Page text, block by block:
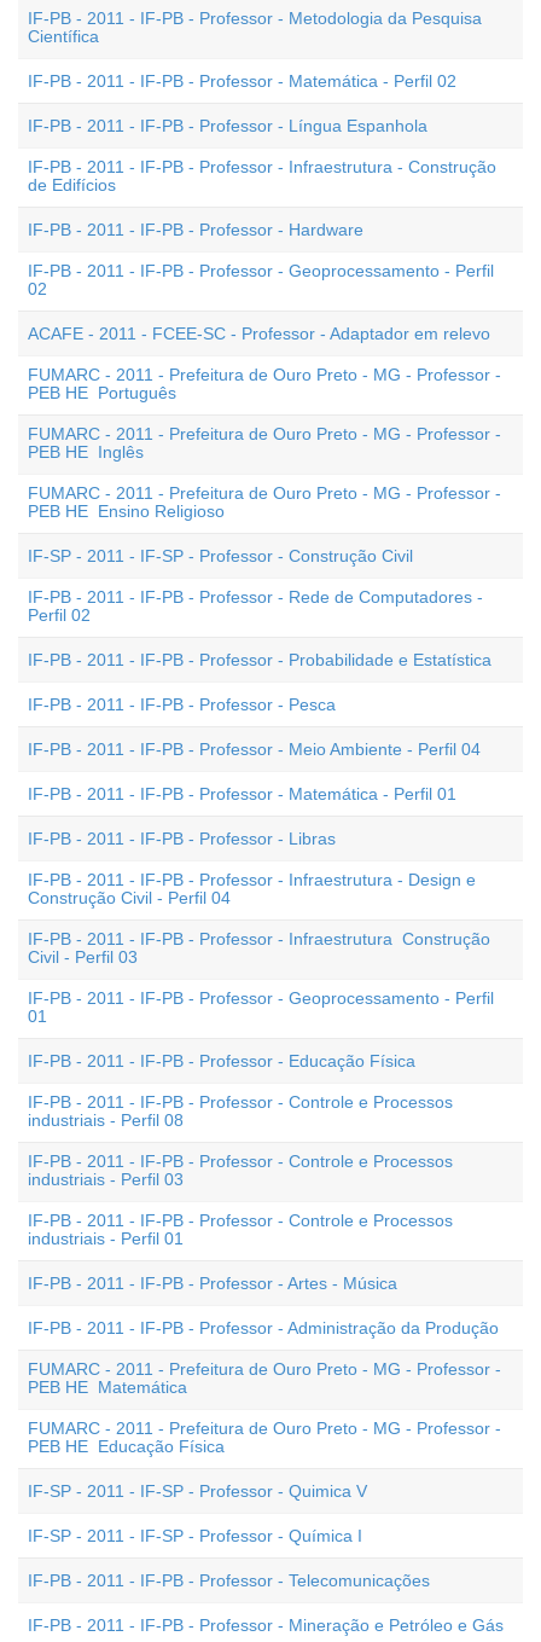
IF-PB - 2011 - IF-PB - Professor - Metodologia da Pesquisa
Científica
IF-PB - 2011 - IF-PB - Professor - Matemática - Perfil 02
IF-PB - 2011 - IF-PB - Professor - Língua Espanhola
IF-PB - 2011 - IF-PB - Professor - Infraestrutura - Construção
de Edifícios
IF-PB - 2011 - IF-PB - Professor - Hardware
IF-PB - 2011 - IF-PB - Professor - Geoprocessamento - Perfil
02
ACAFE - 2011 - FCEE-SC - Professor - Adaptador em relevo
FUMARC - 2011 - Prefeitura de Ouro Preto - MG - Professor -
PEB HE  Português
FUMARC - 2011 - Prefeitura de Ouro Preto - MG - Professor -
PEB HE  Inglês
FUMARC - 2011 - Prefeitura de Ouro Preto - MG - Professor -
PEB HE  Ensino Religioso
IF-SP - 2011 - IF-SP - Professor - Construção Civil
IF-PB - 2011 - IF-PB - Professor - Rede de Computadores -
Perfil 02
IF-PB - 2011 - IF-PB - Professor - Probabilidade e Estatística
IF-PB - 2011 - IF-PB - Professor - Pesca
IF-PB - 2011 - IF-PB - Professor - Meio Ambiente - Perfil 04
IF-PB - 2011 - IF-PB - Professor - Matemática - Perfil 01
IF-PB - 2011 - IF-PB - Professor - Libras
IF-PB - 2011 - IF-PB - Professor - Infraestrutura - Design e
Construção Civil - Perfil 04
IF-PB - 2011 - IF-PB - Professor - Infraestrutura  Construção
Civil - Perfil 03
IF-PB - 2011 - IF-PB - Professor - Geoprocessamento - Perfil
01
IF-PB - 2011 - IF-PB - Professor - Educação Física
IF-PB - 2011 - IF-PB - Professor - Controle e Processos
industriais - Perfil 08
IF-PB - 2011 - IF-PB - Professor - Controle e Processos
industriais - Perfil 03
IF-PB - 2011 - IF-PB - Professor - Controle e Processos
industriais - Perfil 01
IF-PB - 2011 - IF-PB - Professor - Artes - Música
IF-PB - 2011 - IF-PB - Professor - Administração da Produção
FUMARC - 2011 - Prefeitura de Ouro Preto - MG - Professor -
PEB HE  Matemática
FUMARC - 2011 - Prefeitura de Ouro Preto - MG - Professor -
PEB HE  Educação Física
IF-SP - 2011 - IF-SP - Professor - Quimica V
IF-SP - 2011 - IF-SP - Professor - Química I
IF-PB - 2011 - IF-PB - Professor - Telecomunicações
IF-PB - 2011 - IF-PB - Professor - Mineração e Petróleo e Gás